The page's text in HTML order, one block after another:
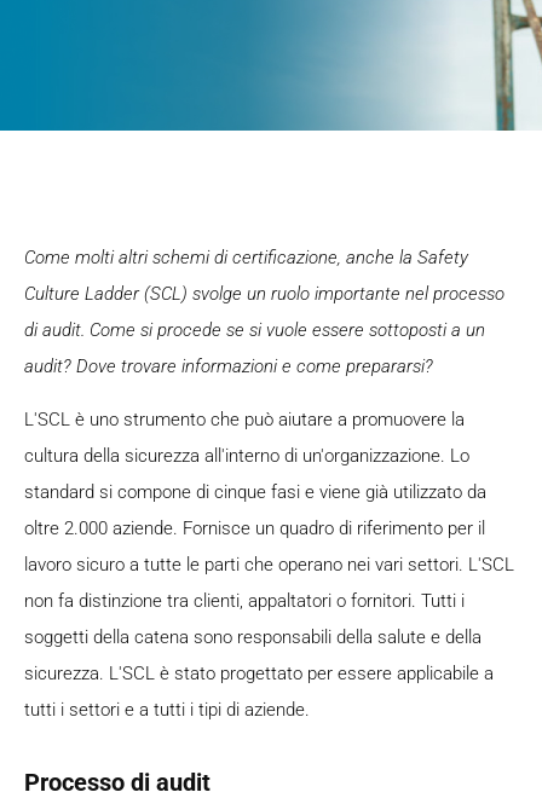
Come molti altri schemi di certificazione, anche la Safety
Culture Ladder (SCL) svolge un ruolo importante nel processo
di audit. Come si procede se si vuole essere sottoposti a un
audit? Dove trovare informazioni e come prepararsi?
L'SCL è uno strumento che può aiutare a promuovere la
cultura della sicurezza all'interno di un'organizzazione. Lo
standard si compone di cinque fasi e viene già utilizzato da
oltre 2.000 aziende. Fornisce un quadro di riferimento per il
lavoro sicuro a tutte le parti che operano nei vari settori. L'SCL
non fa distinzione tra clienti, appaltatori o fornitori. Tutti i
soggetti della catena sono responsabili della salute e della
sicurezza. L'SCL è stato progettato per essere applicabile a
tutti i settori e a tutti i tipi di aziende.
Processo di audit